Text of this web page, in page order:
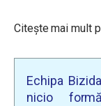
Citește mai mult
Echipa
nicio